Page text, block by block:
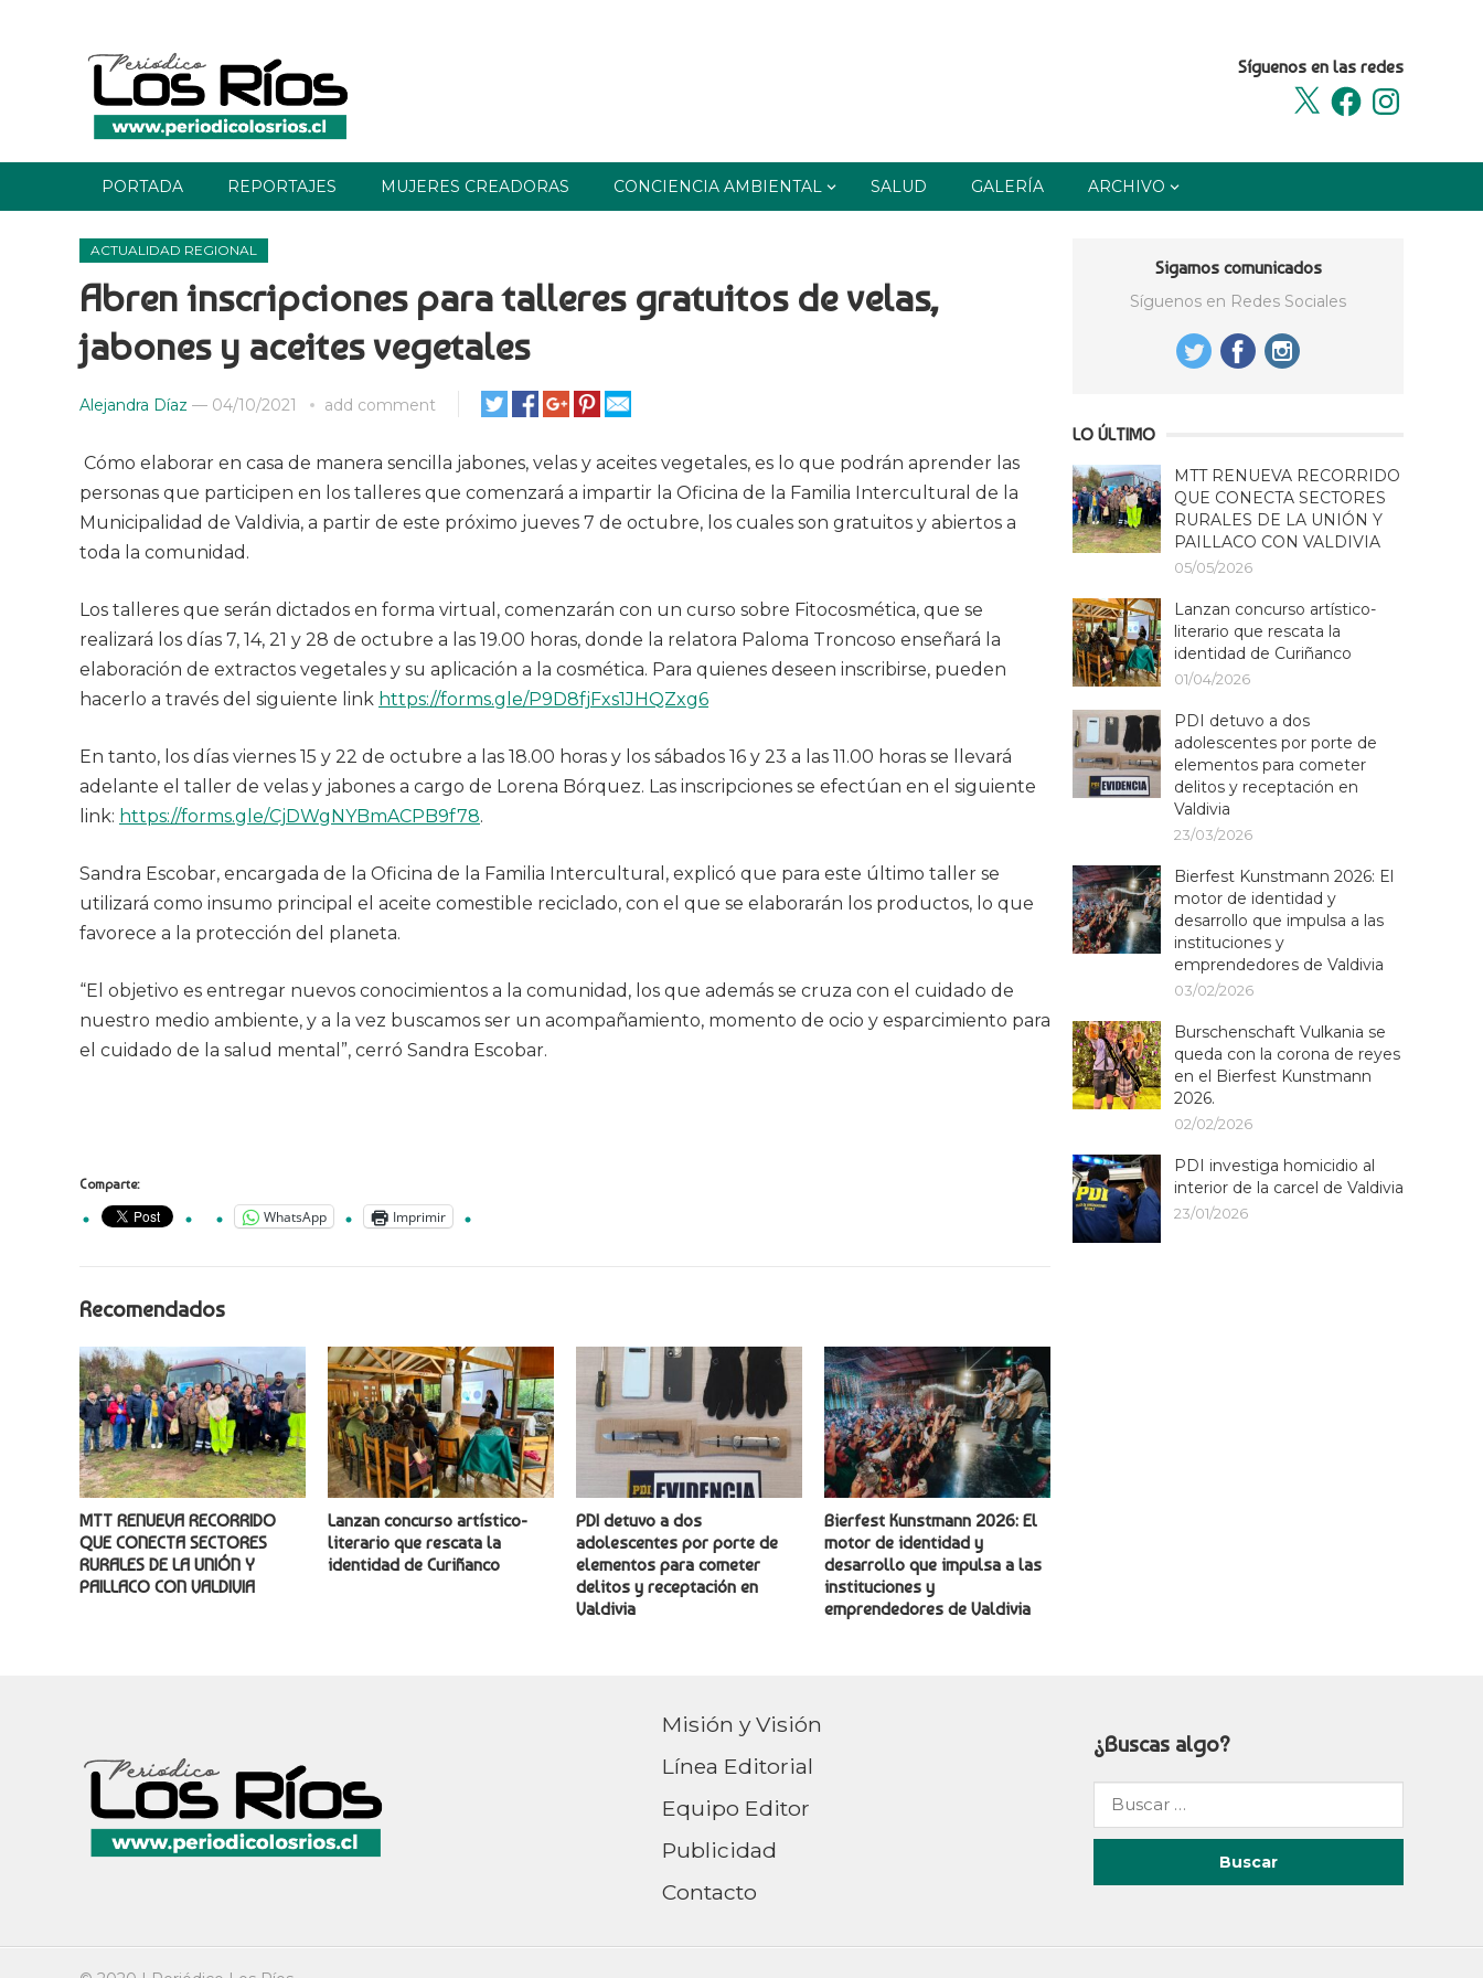
Síguenos en las redes
X
FacebookInstagram
PORTADA REPORTAJES MUJERES CREADORAS CONCIENCIA AMBIENTAL SALUD GALERÍA ARCHIVO
ACTUALIDAD REGIONAL
Abren inscripciones para talleres gratuitos de velas,
jabones y aceites vegetales
Alejandra Díaz — 04/10/2021 add comment
Cómo elaborar en casa de manera sencilla jabones, velas y aceites vegetales, es lo que podrán aprender las
personas que participen en los talleres que comenzará a impartir la Oficina de la Familia Intercultural de la
Municipalidad de Valdivia, a partir de este próximo jueves 7 de octubre, los cuales son gratuitos y abiertos a
toda la comunidad.
Los talleres que serán dictados en forma virtual, comenzarán con un curso sobre Fitocosmética, que se
realizará los días 7, 14, 21 y 28 de octubre a las 19.00 horas, donde la relatora Paloma Troncoso enseñará la
elaboración de extractos vegetales y su aplicación a la cosmética. Para quienes deseen inscribirse, pueden
hacerlo a través del siguiente link https://forms.gle/P9D8fjFxs1JHQZxg6
En tanto, los días viernes 15 y 22 de octubre a las 18.00 horas y los sábados 16 y 23 a las 11.00 horas se llevará
adelante el taller de velas y jabones a cargo de Lorena Bórquez. Las inscripciones se efectúan en el siguiente
link: https://forms.gle/CjDWgNYBmACPB9f78.
Sandra Escobar, encargada de la Oficina de la Familia Intercultural, explicó que para este último taller se
utilizará como insumo principal el aceite comestible reciclado, con el que se elaborarán los productos, lo que
favorece a la protección del planeta.
“El objetivo es entregar nuevos conocimientos a la comunidad, los que además se cruza con el cuidado de
nuestro medio ambiente, y a la vez buscamos ser un acompañamiento, momento de ocio y esparcimiento para
el cuidado de la salud mental”, cerró Sandra Escobar.
Comparte:
WhatsApp Imprimir
Recomendados
MTT RENUEVA RECORRIDO
QUE CONECTA SECTORES
RURALES DE LA UNIÓN Y
PAILLACO CON VALDIVIA
Lanzan concurso artístico-
literario que rescata la
identidad de Curiñanco
PDI detuvo a dos
adolescentes por porte de
elementos para cometer
delitos y receptación en
Valdivia
Bierfest Kunstmann 2026: El
motor de identidad y
desarrollo que impulsa a las
instituciones y
emprendedores de Valdivia
Sigamos comunicados
Síguenos en Redes Sociales
LO ÚLTIMO
MTT RENUEVA RECORRIDO
QUE CONECTA SECTORES
RURALES DE LA UNIÓN Y
PAILLACO CON VALDIVIA
05/05/2026
Lanzan concurso artístico-
literario que rescata la
identidad de Curiñanco
01/04/2026
PDI detuvo a dos
adolescentes por porte de
elementos para cometer
delitos y receptación en
Valdivia
23/03/2026
Bierfest Kunstmann 2026: El
motor de identidad y
desarrollo que impulsa a las
instituciones y
emprendedores de Valdivia
03/02/2026
Burschenschaft Vulkania se
queda con la corona de reyes
en el Bierfest Kunstmann
2026.
02/02/2026
PDI investiga homicidio al
interior de la carcel de Valdivia
23/01/2026
Misión y Visión
Línea Editorial
Equipo Editor
Publicidad
Contacto
¿Buscas algo?
Buscar
por: